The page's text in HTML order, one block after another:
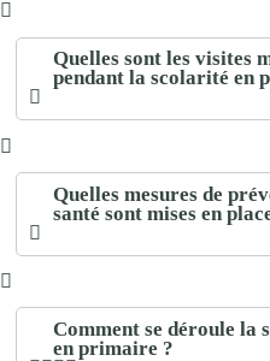
Quelles sont les visites
pendant la scolarité en
Quelles mesures de
santé sont mises en
Comment se déroule la
en primaire ?